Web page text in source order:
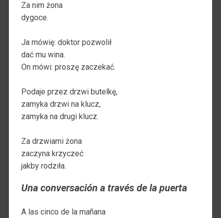
Za nim żona
dygoce.
Ja mówię: doktor pozwolił
dać mu wina.
On mówi: proszę zaczekać.
Podaje przez drzwi butelkę,
zamyka drzwi na klucz,
zamyka na drugi klucz.
Za drzwiami żona
zaczyna krzyczeć
jakby rodziła.
Una conversación a través de la puerta
A las cinco de la mañana